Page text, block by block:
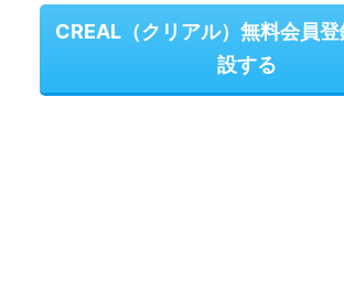
CREAL（クリアル）無料会員
設する